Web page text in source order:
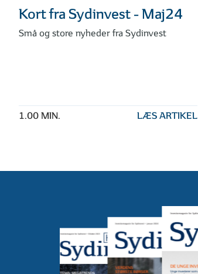
Kort fra Sydinvest - Maj24
Små og store nyheder fra Sydinvest
1.00 MIN. LÆS ARTIKEL